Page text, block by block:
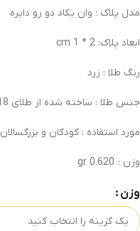
مدل پلاک : وان یکاد دو رو دایره
ابعاد پلاک: 2 * 1 cm
رنگ طلا : زرد
جنس طلا : ساخته شده از طلای 18 عیار
مورد استفاده : کودکان و بزرگسالان
وزن : 0.620 gr
وزن